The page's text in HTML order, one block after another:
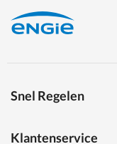
Snel Regelen
Klantenservice